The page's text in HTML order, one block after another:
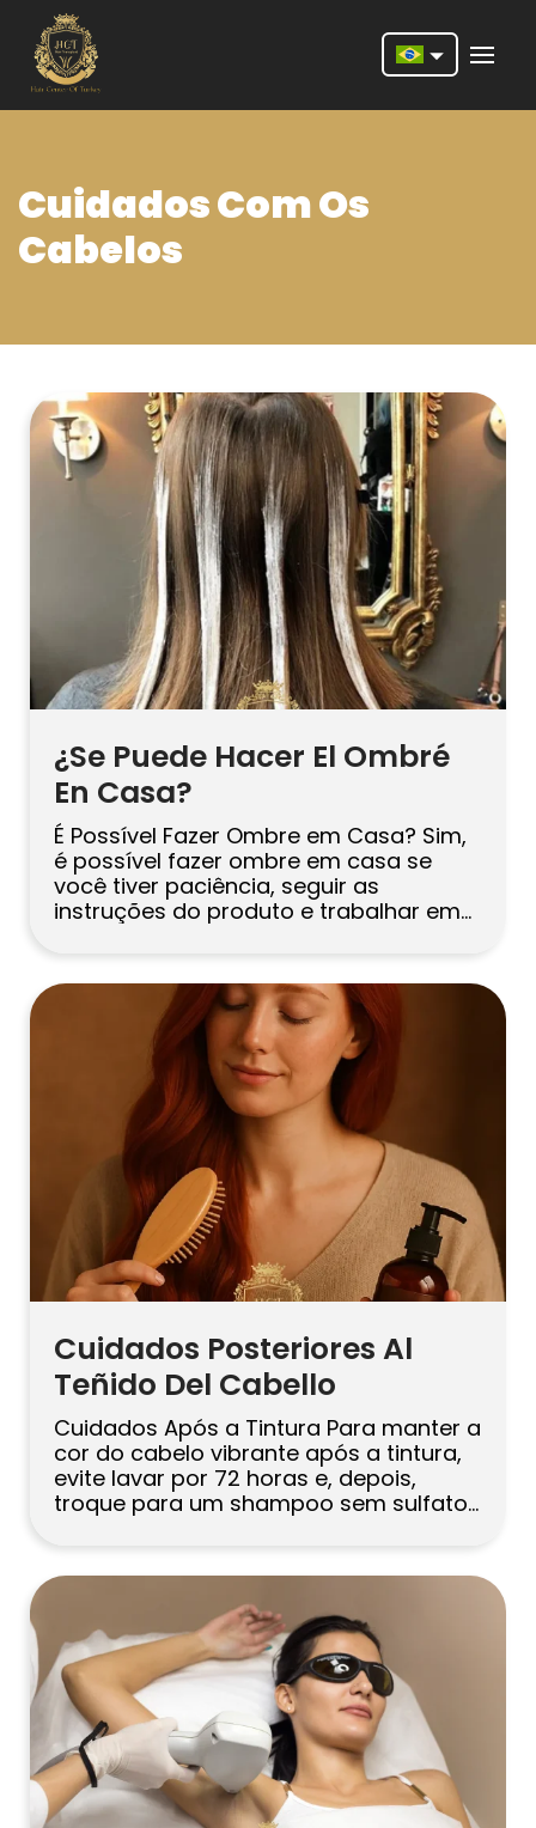
Español
Türkçe
Italiano
Română
Русский
Български
Svenska
Cuidados Com Os
Cabelos
¿se Puede Hacer El Ombré
En Casa?
É Possível Fazer Ombre em Casa? Sim,
é possível fazer ombre em casa se
você tiver paciência, seguir as
instruções do produto e trabalhar em
segredo está em um esfumado suave
(sem linhas marcadas), no controle
cuidadoso do tempo e em um bom
cuidado pós-química. Se o seu cabelo
Cuidados Posteriores Al
Teñido Del Cabello
Cuidados Após a Tintura Para manter a
cor do cabelo vibrante após a tintura,
evite lavar por 72 horas e, depois,
troque para um shampoo sem sulfatos
lavando com água morna ou fria. Use
uma máscara hidratante semanal,
limite o uso de calor com um protetor
térmico e proteja o […]